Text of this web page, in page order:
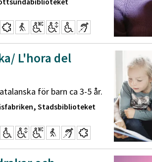
L'hora del
för barn ca 3-5 år.
Stadsbiblioteket